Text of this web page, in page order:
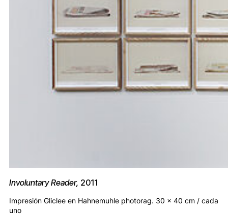
Involuntary Reader, 2011
Impresión Gliclee en Hahnemuhle photorag. 30 x 40 cm / cada
uno